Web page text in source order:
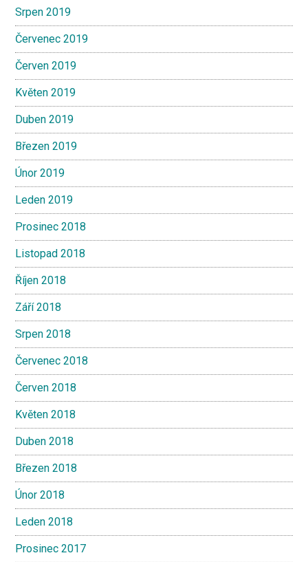
Srpen 2019
Červenec 2019
Červen 2019
Květen 2019
Duben 2019
Březen 2019
Únor 2019
Leden 2019
Prosinec 2018
Listopad 2018
Říjen 2018
Září 2018
Srpen 2018
Červenec 2018
Červen 2018
Květen 2018
Duben 2018
Březen 2018
Únor 2018
Leden 2018
Prosinec 2017